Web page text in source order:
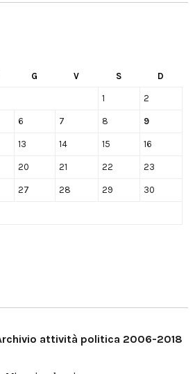
G V S D
1 2
6 7 8 9
13 14 15 16
20 21 22 23
27 28 29 30
attività politica 2006-2018